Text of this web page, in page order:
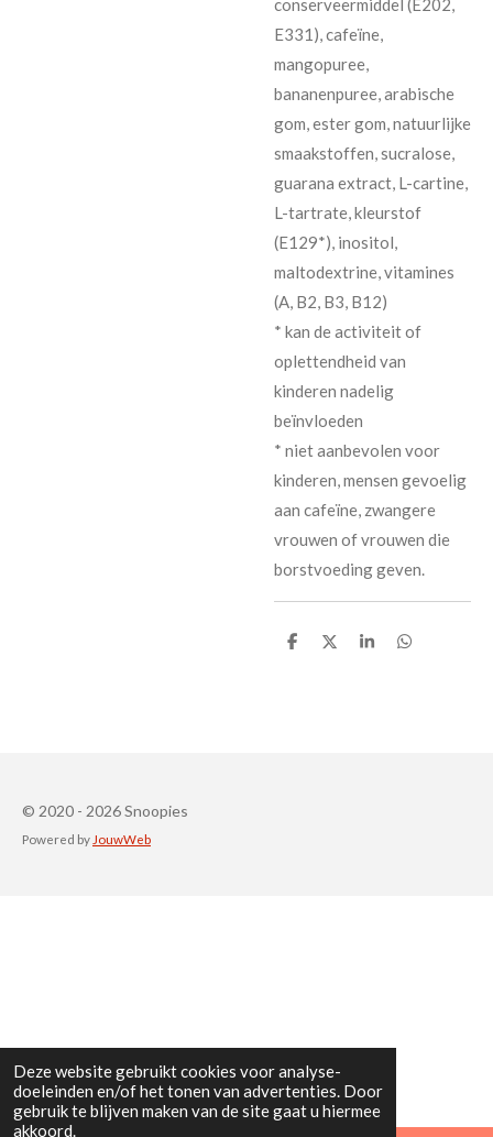
Deze website gebruikt cookies voor analyse-
doeleinden en/of het tonen van advertenties. Door
gebruik te blijven maken van de site gaat u hiermee
akkoord.
conserveermiddel (E202,
E331), cafeïne,
mangopuree,
bananenpuree, arabische
gom, ester gom, natuurlijke
smaakstoffen, sucralose,
guarana extract, L-cartine,
L-tartrate, kleurstof
(E129*), inositol,
maltodextrine, vitamines
(A, B2, B3, B12)
* kan de activiteit of
oplettendheid van
kinderen nadelig
beïnvloeden
* niet aanbevolen voor
kinderen, mensen gevoelig
aan cafeïne, zwangere
vrouwen of vrouwen die
borstvoeding geven.
D
D
S
D
© 2020 - 2026 Snoopies
Powered by JouwWeb